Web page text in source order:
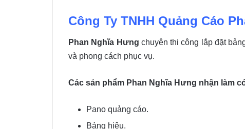
Công Ty TNHH Quảng Cáo
Phan Nghĩa Hưng chuyên thi công lắp đặt
và phong cách phục vụ.
Các sản phẩm Phan Nghĩa Hưng nhận làm
Pano quảng cáo.
Bảng hiệu.